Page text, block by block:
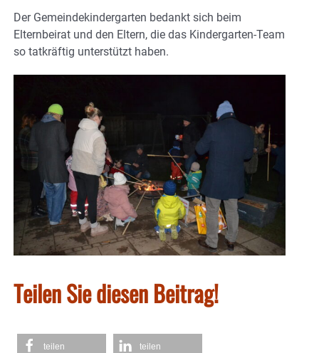
Der Gemeindekindergarten bedankt sich beim
Elternbeirat und den Eltern, die das Kindergarten-Team
so tatkräftig unterstützt haben.
Teilen Sie diesen Beitrag!
teilen teilen